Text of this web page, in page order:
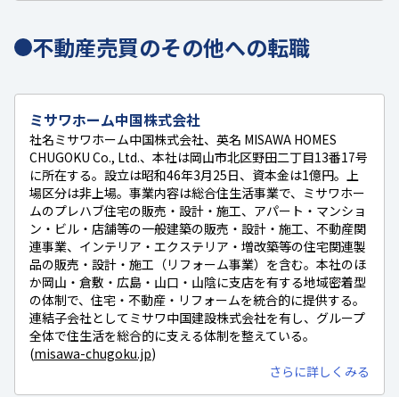
不動産売買のその他への転職
ミサワホーム中国株式会社
社名ミサワホーム中国株式会社、英名 MISAWA HOMES
CHUGOKU Co., Ltd.、本社は岡山市北区野田二丁目13番17号
に所在する。設立は昭和46年3月25日、資本金は1億円。上
場区分は非上場。事業内容は総合住生活事業で、ミサワホー
ムのプレハブ住宅の販売・設計・施工、アパート・マンショ
ン・ビル・店舗等の一般建築の販売・設計・施工、不動産関
連事業、インテリア・エクステリア・増改築等の住宅関連製
品の販売・設計・施工（リフォーム事業）を含む。本社のほ
か岡山・倉敷・広島・山口・山陰に支店を有する地域密着型
の体制で、住宅・不動産・リフォームを統合的に提供する。
連結子会社としてミサワ中国建設株式会社を有し、グループ
全体で住生活を総合的に支える体制を整えている。
(misawa-chugoku.jp)
さらに詳しくみる